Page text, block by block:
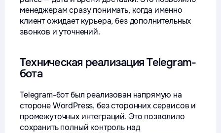
менеджерам сразу понимать, когда именно
клиент ожидает курьера, без дополнительных
звонков и уточнений.
Техническая реализация Telegram-
бота
Telegram-бот был реализован напрямую на
стороне WordPress, без сторонних сервисов и
промежуточных интеграций. Это позволило
сохранить полный контроль над